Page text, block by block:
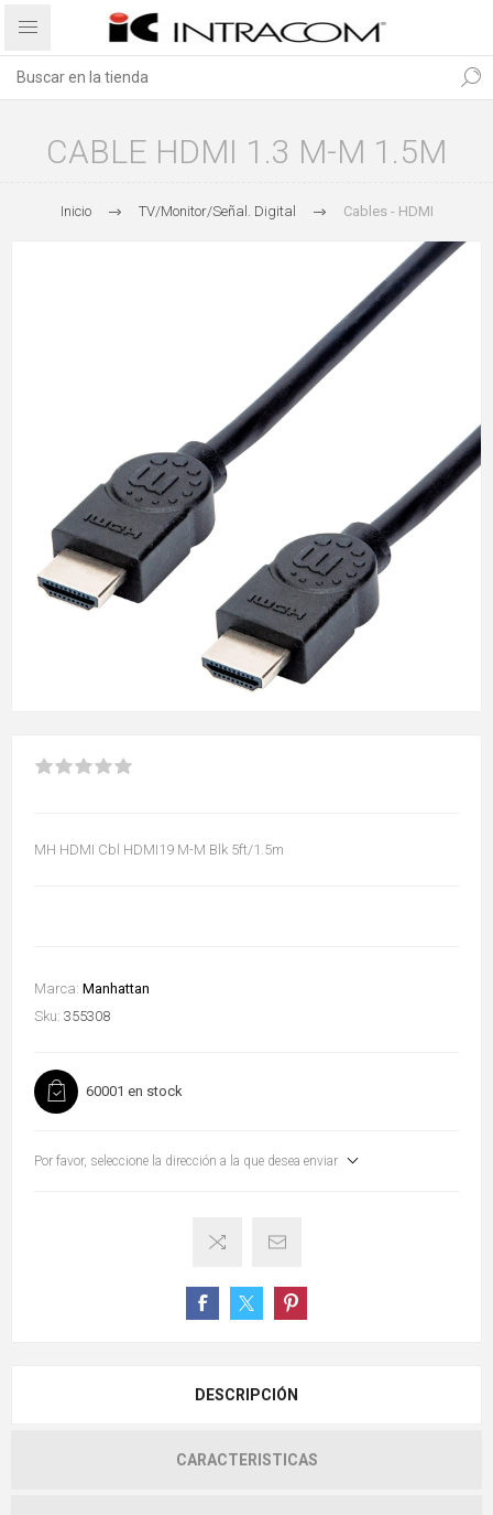
CABLE HDMI 1.3 M-M 1.5M
Inicio TV/Monitor/Señal. Digital Cables - HDMI
MH HDMI Cbl HDMI19 M-M Blk 5ft/1.5m
Marca: Manhattan
Sku: 355308
60001 en stock
Por favor, seleccione la dirección a la que desea enviar
DESCRIPCIÓN
CARACTERISTICAS